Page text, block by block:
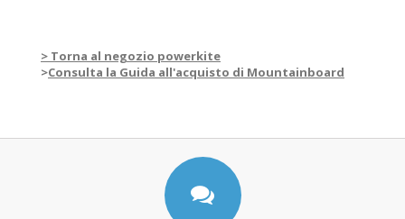
> Torna al negozio powerkite
>Consulta la Guida all'acquisto di Mountainboard